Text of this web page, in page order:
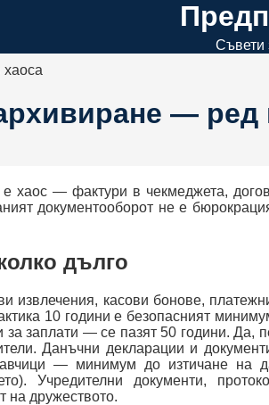
Съвети
— ред
хаос — фактури в чекмеджета,
документооборот не е
дълго
извлечения, касови бонове,
10 години е безопасният
заплати — се пазят 50 години. Да,
Данъчни декларации и
— минимум до изтичане на
Учредителни документи,
на дружеството.